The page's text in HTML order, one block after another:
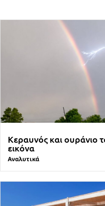
Κεραυνός και ουράνιο
εικόνα
Αναλυτικά